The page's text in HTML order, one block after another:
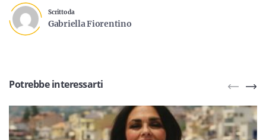
Scritto da
Gabriella Fiorentino
Potrebbe interessarti